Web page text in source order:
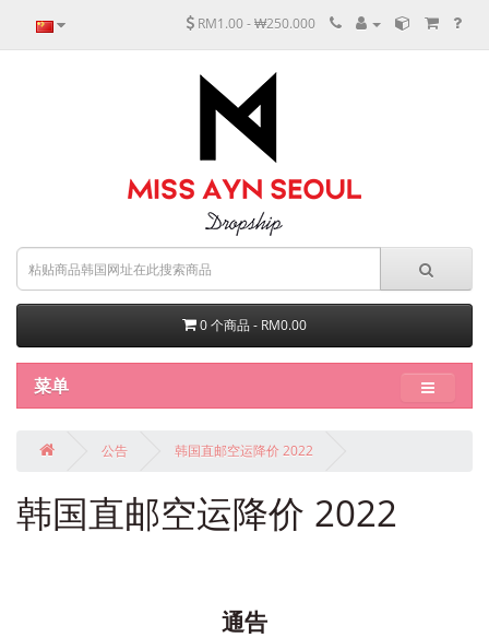
RM1.00 - ₩250.000
0 个商品 - RM0.00
菜单
公告 韩国直邮空运降价 2022
韩国直邮空运降价 2022
通告